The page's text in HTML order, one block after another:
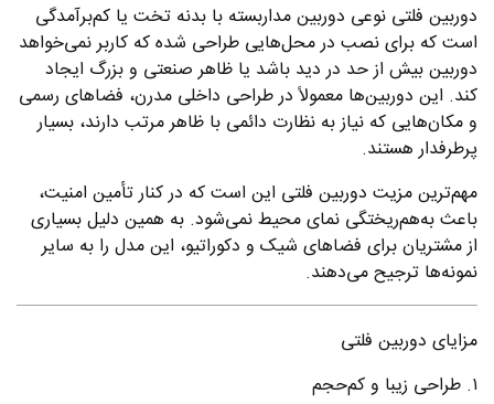
دوربین فلتی نوعی دوربین مداربسته با بدنه تخت یا کم‌برآمدگی
است که برای نصب در محل‌هایی طراحی شده که کاربر نمی‌خواهد
دوربین بیش از حد در دید باشد یا ظاهر صنعتی و بزرگ ایجاد
کند. این دوربین‌ها معمولاً در طراحی داخلی مدرن، فضاهای رسمی
و مکان‌هایی که نیاز به نظارت دائمی با ظاهر مرتب دارند، بسیار
پرطرفدار هستند.
مهم‌ترین مزیت دوربین فلتی این است که در کنار تأمین امنیت،
باعث به‌هم‌ریختگی نمای محیط نمی‌شود. به همین دلیل بسیاری
از مشتریان برای فضاهای شیک و دکوراتیو، این مدل را به سایر
نمونه‌ها ترجیح می‌دهند.
مزایای دوربین فلتی
۱. طراحی زیبا و کم‌حجم